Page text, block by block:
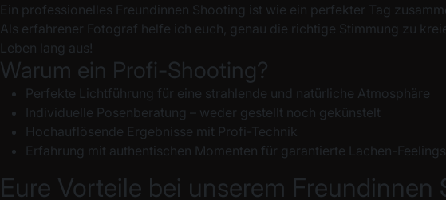
Ein professionelles Freundinnen Shooting ist wie ein perfekter Tag
Als erfahrener Fotograf helfe ich euch, genau die richtige Stimmung zu
Leben lang aus!
Warum ein Profi-Shooting?
Perfekte Lichtführung für eine strahlende und natürliche Atmosphäre
Individuelle Posenberatung – weder gestellt noch gekünstelt
Hochauflösende Ergebnisse mit Profi-Technik
Erfahrung mit authentischen Momenten für garantierte Lachen-Feelings
Eure Vorteile bei unserem Freundinnen